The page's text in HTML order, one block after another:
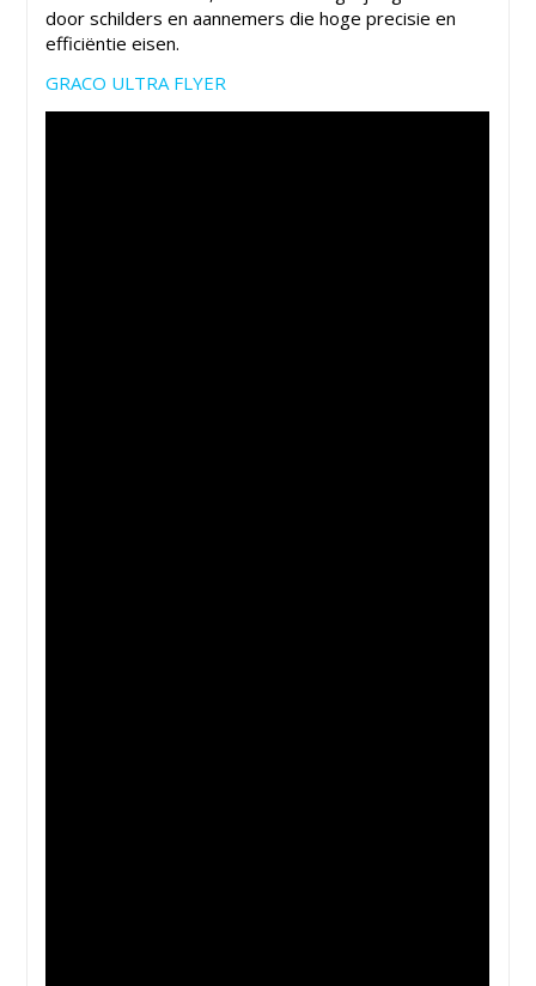
door schilders en aannemers die hoge precisie en
efficiëntie eisen.
GRACO ULTRA FLYER